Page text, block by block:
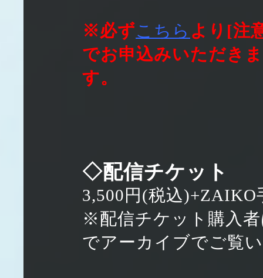
※必ずこちら より[注
でお申込みいただき
す。
◇配信チケット
3,500円(税込)+ZAIKO
※配信チケット購入
でアーカイブでご覧